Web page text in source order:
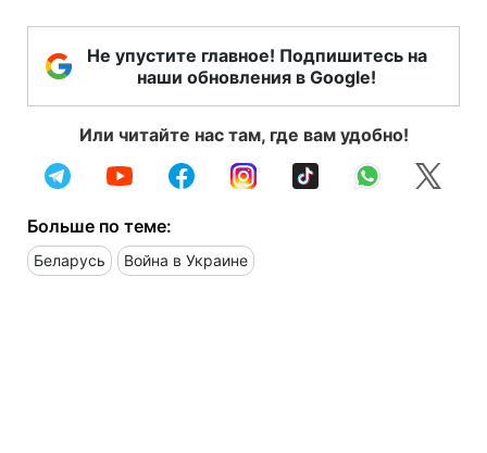
Не упустите главное! Подпишитесь на
наши обновления в Google!
Или читайте нас там, где вам удобно!
Больше по теме:
Беларусь Война в Украине